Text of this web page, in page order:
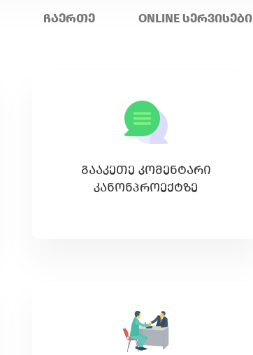
ᲩᲐᲔᲠᲗᲔ ONLINE ᲡᲔᲠᲕᲘᲡᲔᲑᲘ
ᲒᲐᲐᲙᲔᲗᲔ ᲙᲝᲛᲔᲜᲢᲐᲠᲘ
ᲙᲐᲜᲝᲜᲞᲠᲝᲔᲥᲢᲖᲔ